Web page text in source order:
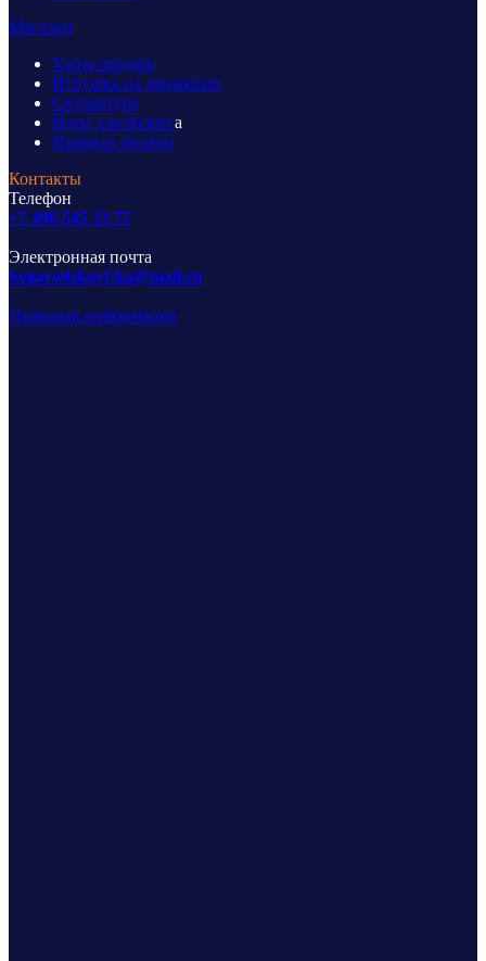
Магазин
Хиты продаж
Игрушка на движении
Скульптура
Идеи для бизнеса
Правила оплаты
Контакты
Телефон
+7 496 545 33 77
Электронная почта
bogorodskayf-ka@mail.ru
Правовая информация